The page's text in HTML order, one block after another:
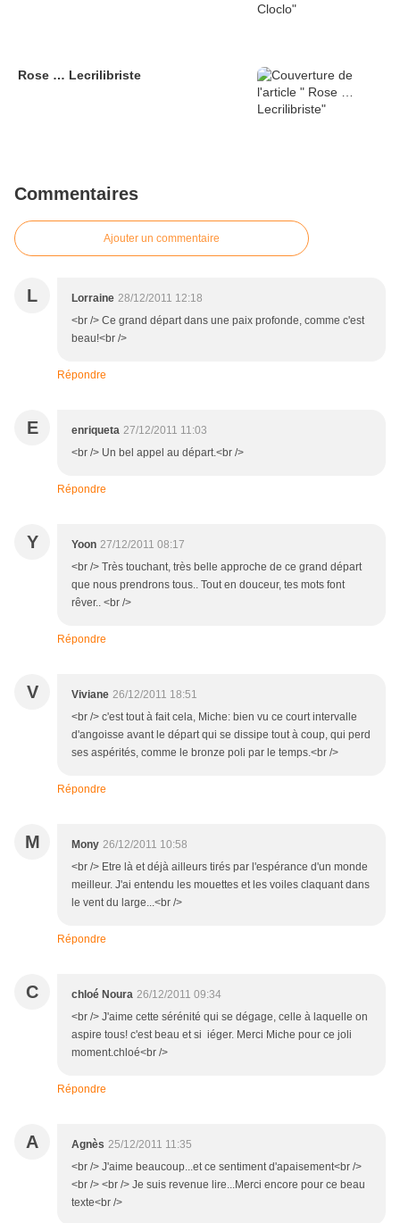
Rose … Lecrilibriste
Commentaires
Ajouter un commentaire
L Lorraine 28/12/2011 12:18
<br /> Ce grand départ dans une paix profonde, comme c'est
beau!<br />
Répondre
E enriqueta 27/12/2011 11:03
<br /> Un bel appel au départ.<br />
Répondre
Y Yoon 27/12/2011 08:17
<br /> Très touchant, très belle approche de ce grand départ
que nous prendrons tous.. Tout en douceur, tes mots font
rêver.. <br />
Répondre
V Viviane 26/12/2011 18:51
<br /> c'est tout à fait cela, Miche: bien vu ce court intervalle
d'angoisse avant le départ qui se dissipe tout à coup, qui perd
ses aspérités, comme le bronze poli par le temps.<br />
Répondre
M Mony 26/12/2011 10:58
<br /> Etre là et déjà ailleurs tirés par l'espérance d'un monde
meilleur. J'ai entendu les mouettes et les voiles claquant dans
le vent du large...<br />
Répondre
C chloé Noura 26/12/2011 09:34
<br /> J'aime cette sérénité qui se dégage, celle à laquelle on
aspire tous! c'est beau et si iéger. Merci Miche pour ce joli
moment.chloé<br />
Répondre
A Agnès 25/12/2011 11:35
<br /> J'aime beaucoup...et ce sentiment d'apaisement<br />
<br /> <br /> Je suis revenue lire...Merci encore pour ce beau
texte<br />